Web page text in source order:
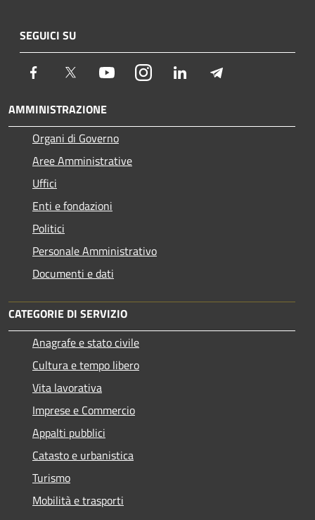
SEGUICI SU
Facebook Twitter YoutubeInstagram LinkedIn
AMMINISTRAZIONE
Organi di Governo
Aree Amministrative
Uffici
Enti e fondazioni
Politici
Personale Amministrativo
Documenti e dati
CATEGORIE DI SERVIZIO
Anagrafe e stato civile
Cultura e tempo libero
Vita lavorativa
Imprese e Commercio
Appalti pubblici
Catasto e urbanistica
Turismo
Mobilità e trasporti